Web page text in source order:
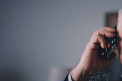
Los Koroglu están
comportamiento y los
Feride al frente, deciden
humillarlos de esta
el acuerdo de
con todo
que se había hecho
compromiso.